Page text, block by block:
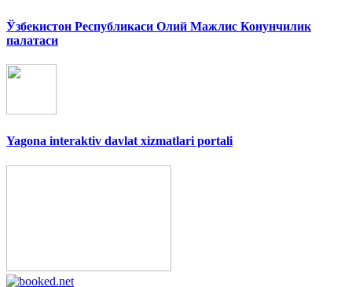
Ўзбекистон Республикаси Олий Мажлис Конунчилик
палатаси
Yagona interaktiv davlat xizmatlari portali